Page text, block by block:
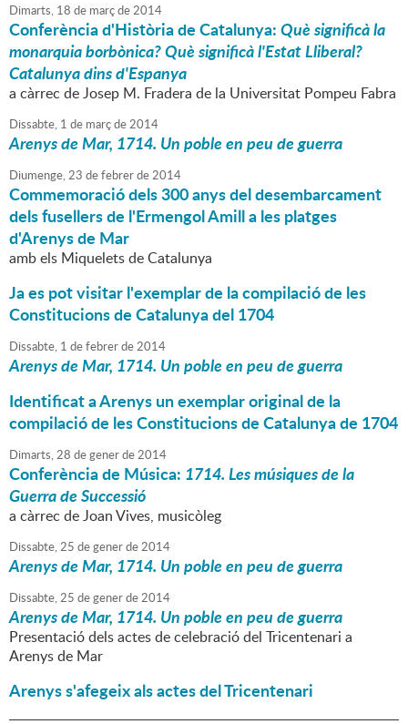
Dimarts, 18 de marçde2014
Conferència d'Història de Catalunya:Què significà la
monarquia borbònica? Què significà l'Estat Lliberal?
Catalunya dins d'Espanya
a càrrec de Josep M. Fradera de la Universitat Pompeu Fabra
Dissabte, 1 de marçde2014
Arenys de Mar, 1714. Un poble en peu de guerra
Diumenge,23 defebrerde2014
Commemoració dels 300 anys del desembarcament
dels fusellers de l'Ermengol Amill a les platges
d'Arenys de Mar
amb els Miquelets de Catalunya
Ja es pot visitar l'exemplar de la compilació de les
Constitucions de Catalunya del 1704
Dissabte, 1 defebrerde2014
Arenys de Mar, 1714. Un poble en peu de guerra
Identificat a Arenys un exemplar original de la
compilació de les Constitucions de Catalunya de 1704
Dimarts,28 degenerde2014
Conferència de Música: 1714. Les músiques de la
Guerra de Successió
a càrrec de Joan Vives, musicòleg
Dissabte,25 degenerde2014
Arenys de Mar, 1714. Un poble en peu de guerra
Dissabte,25 degenerde2014
Arenys de Mar, 1714. Un poble en peu de guerra
Presentació dels actes de celebració del Tricentenari a
Arenys de Mar
Arenys s'afegeix als actes del Tricentenari